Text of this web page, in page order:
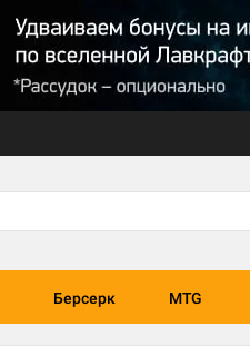
Берсерк MTG